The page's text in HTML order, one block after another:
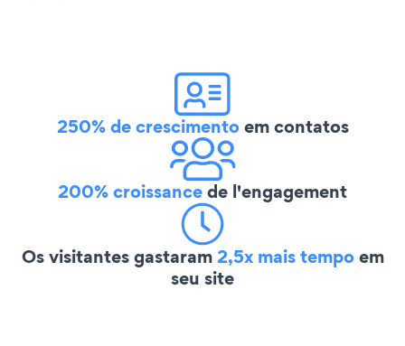
250% de crescimentoem contatos
200% croissancede l'engagement
Os visitantes gastaram2,5x mais tempoem
seu site